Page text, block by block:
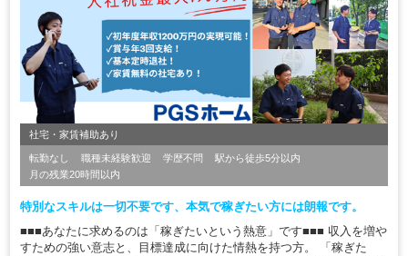
社宅・家賃補助あり
転勤なし 職種未経験歓迎 学歴不問
駅から徒歩5分以内
月の残業20時間以内
特別なスキルは一切不要です、本気で稼ぎたい方には朗報です。
■■■あなたに求めるのは「稼ぎたいという熱意」です■■■ 収入を増や
すための強い意志と、目標達成に向けた情熱を持つ方。 「稼ぎた